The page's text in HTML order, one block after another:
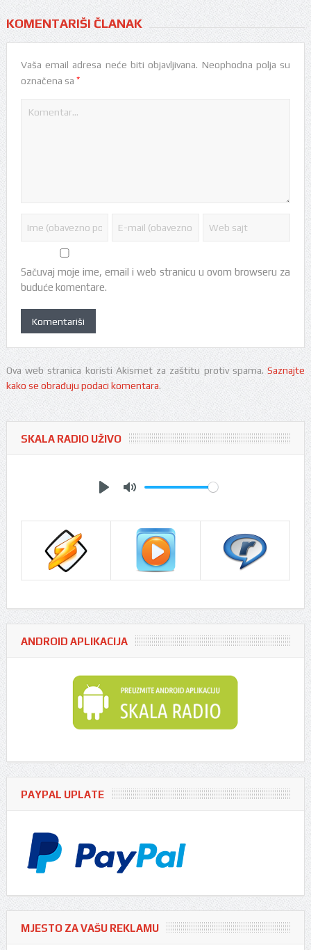
KOMENTARIŠI ČLANAK
Vaša email adresa neće biti objavljivana. Neophodna polja su
označena sa *
Sačuvaj moje ime, email i web stranicu u ovom browseru za
buduće komentare.
Ova web stranica koristi Akismet za zaštitu protiv spama.Saznajte
kako se obrađuju podaci komentara.
SKALA RADIO UŽIVO
ANDROID APLIKACIJA
PAYPAL UPLATE
MJESTO ZA VAŠU REKLAMU